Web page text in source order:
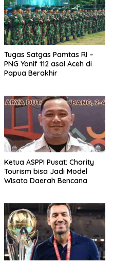
Tugas Satgas Pamtas RI –
PNG Yonif 112 asal Aceh di
Papua Berakhir
Ketua ASPPI Pusat: Charity
Tourism bisa Jadi Model
Wisata Daerah Bencana